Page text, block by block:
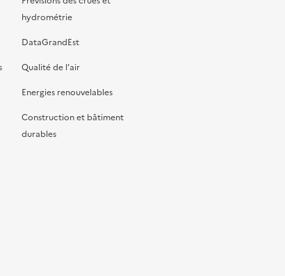
hydrométrie
DataGrandEst
Qualité de l’air
Energies renouvelables
Construction et bâtiment
durables